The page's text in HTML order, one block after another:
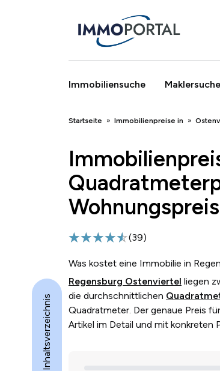
Immobiliensuche Maklersuche
Breadcrumb
Startseite Immobilienpreise in
(39)
Was kostet eine Immobilie in
Regensburg Ostenviertel liegen
die durchschnittlichen
Quadratmeter. Der genaue Preis
Artikel im Detail und mit konkreten
Inhaltsverzeichnis